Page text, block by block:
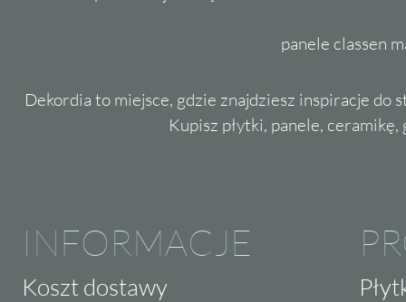
panele classen
Dekordia to miejsce, gdzie znajdziesz inspiracje do
Kupisz płytki, panele,
INFORMACJE
Koszt dostawy